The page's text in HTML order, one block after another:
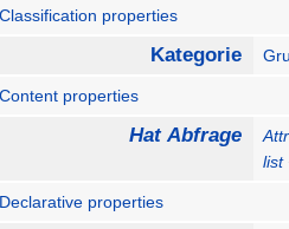
Classification properties
Kategorie
Content properties
Hat Abfrage
list
Declarative properties